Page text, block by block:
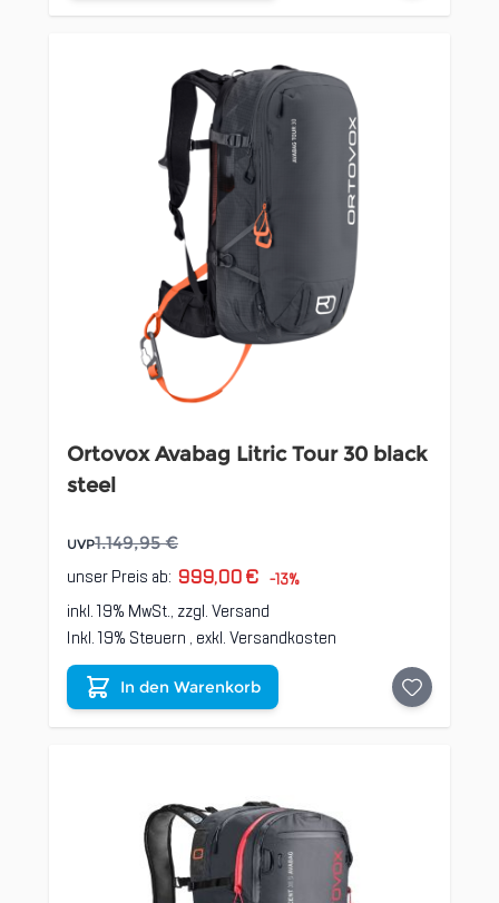
Ortovox Avabag Litric Tour 30 black
steel
UVP1.149,95 €
unser Preis ab: 999,00 € -13%
inkl. 19% MwSt., zzgl.Versand
Inkl. 19% Steuern , exkl.Versandkosten
In den Warenkorb